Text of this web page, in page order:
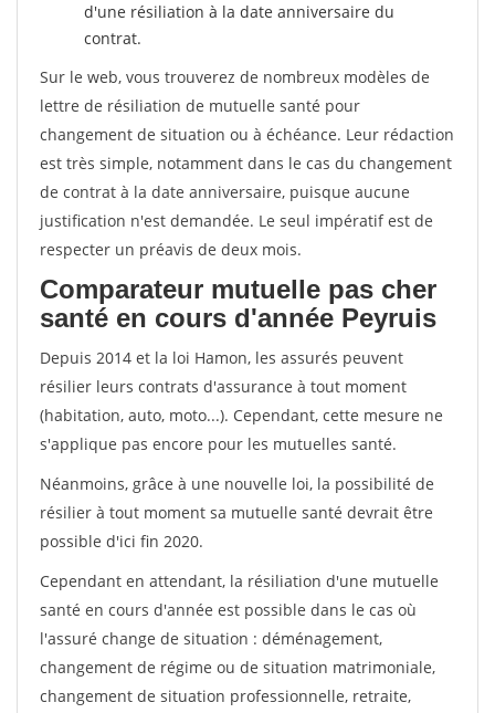
d'une résiliation à la date anniversaire du
contrat.
Sur le web, vous trouverez de nombreux modèles de
lettre de résiliation de mutuelle santé pour
changement de situation ou à échéance. Leur rédaction
est très simple, notamment dans le cas du changement
de contrat à la date anniversaire, puisque aucune
justification n'est demandée. Le seul impératif est de
respecter un préavis de deux mois.
Comparateur mutuelle pas cher
santé en cours d'année Peyruis
Depuis 2014 et la loi Hamon, les assurés peuvent
résilier leurs contrats d'assurance à tout moment
(habitation, auto, moto...). Cependant, cette mesure ne
s'applique pas encore pour les mutuelles santé.
Néanmoins, grâce à une nouvelle loi, la possibilité de
résilier à tout moment sa mutuelle santé devrait être
possible d'ici fin 2020.
Cependant en attendant, la résiliation d'une mutuelle
santé en cours d'année est possible dans le cas où
l'assuré change de situation : déménagement,
changement de régime ou de situation matrimoniale,
changement de situation professionnelle, retraite,